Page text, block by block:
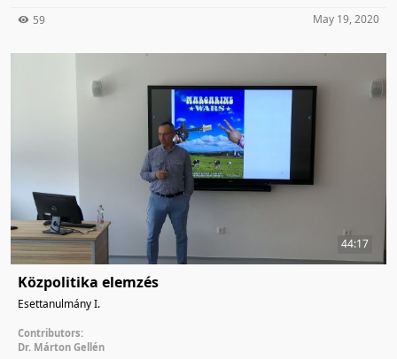
59 May 19, 2020
44:17
Közpolitika elemzés
Esettanulmány I.
Contributors:
Dr. Márton Gellén